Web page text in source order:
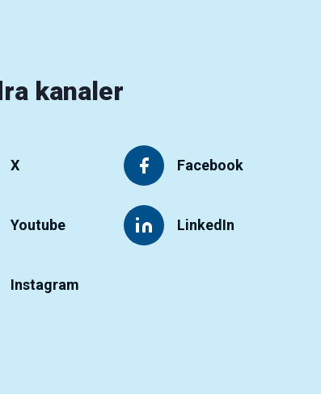
kanaler
X
Youtube
Instagram
Facebook
LinkedIn